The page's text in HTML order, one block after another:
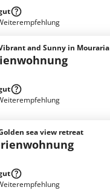
and Sunny in Mouraria
sea view retreat